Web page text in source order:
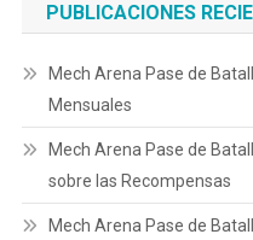
PUBLICACIONES
Mech Arena Pase de
Mensuales
Mech Arena Pase de
sobre las Recompensas
Mech Arena Pase de